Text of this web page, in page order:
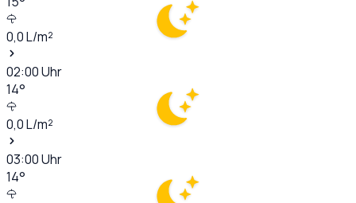
0,0L/m²
02:00Uhr
14°
0,0L/m²
03:00Uhr
14°